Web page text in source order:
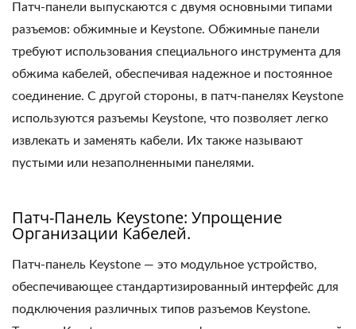
Патч-панели выпускаются с двумя основными типами
разъемов: обжимные и Keystone. Обжимные панели
требуют использования специального инструмента для
обжима кабелей, обеспечивая надежное и постоянное
соединение. С другой стороны, в патч-панелях Keystone
используются разъемы Keystone, что позволяет легко
извлекать и заменять кабели. Их также называют
пустыми или незаполненными панелями.
Патч-Панель Keystone: Упрощение
Организации Кабелей.
Патч-панель Keystone — это модульное устройство,
обеспечивающее стандартизированный интерфейс для
подключения различных типов разъемов Keystone.